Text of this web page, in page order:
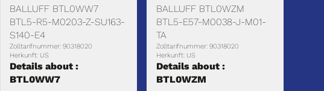
BALLUFF BTL0WW7
BTL5-R5-M0203-Z-SU163-
S140-E4
Zolltarifnummer: 90318020
Herkunft: US
Details about :
BTL0WW7
BALLUFF BTL0WZM
BTL5-E57-M0038-J-M01-
TA
Zolltarifnummer: 90318020
Herkunft: US
Details about :
BTL0WZM